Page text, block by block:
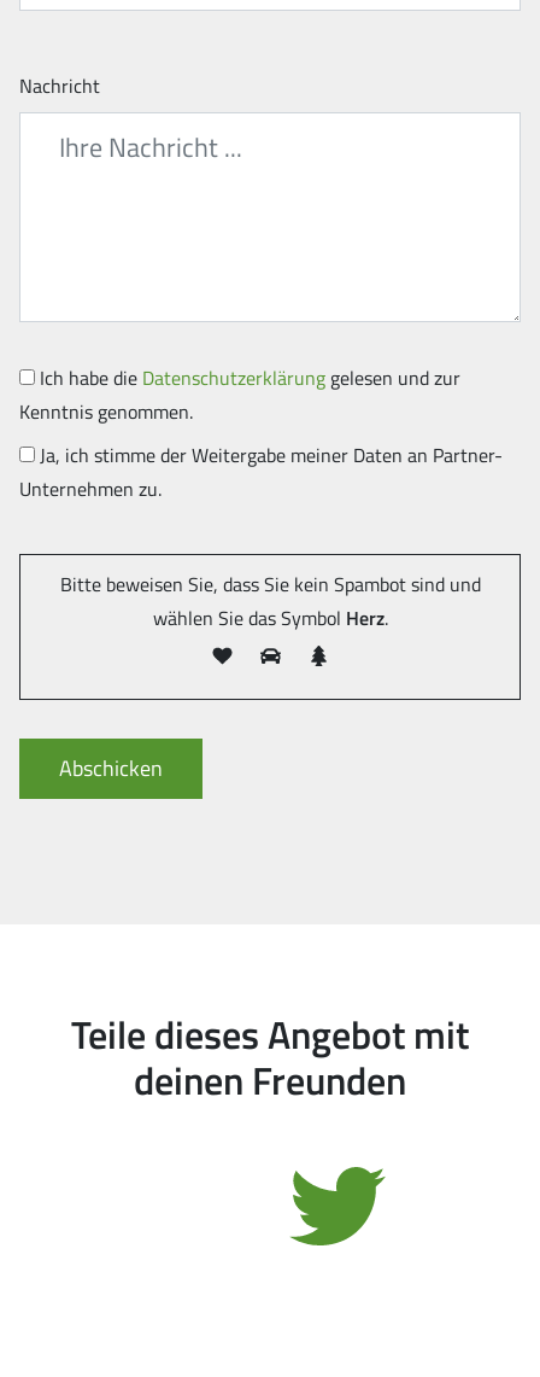
Nachricht
Ich habe die Datenschutzerklärung gelesen und zur
Kenntnis genommen.
Ja, ich stimme der Weitergabe meiner Daten an Partner-
Unternehmen zu.
Bitte beweisen Sie, dass Sie kein Spambot sind und
wählen Sie das Symbol Herz.
Teile dieses Angebot mit
deinen Freunden